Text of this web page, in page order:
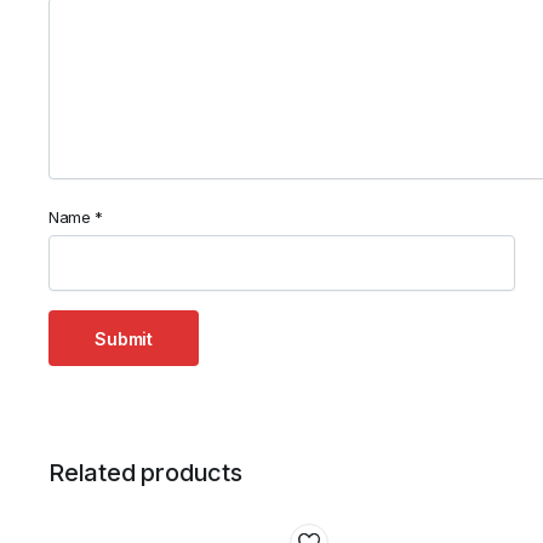
Name *
Related products